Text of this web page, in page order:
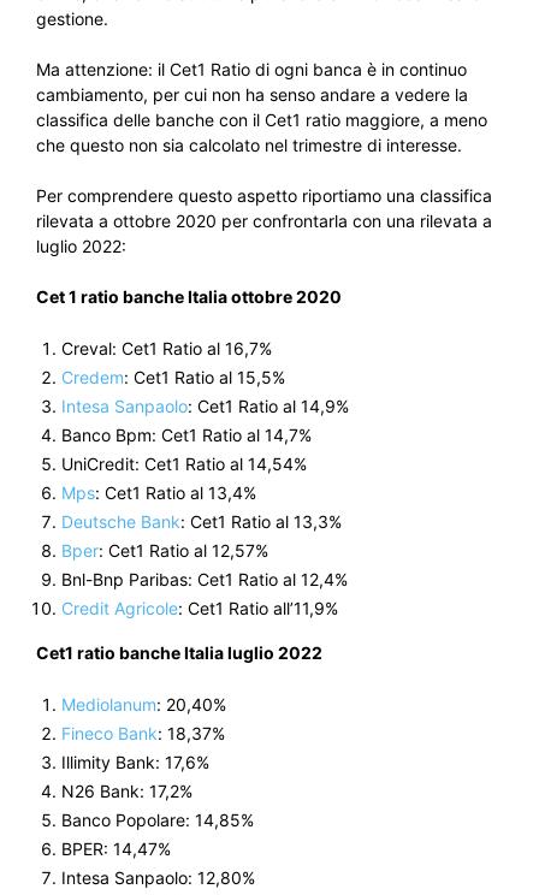
gestione.
Ma attenzione: il Cet1 Ratio di ogni banca è in continuo
cambiamento, per cui non ha senso andare a vedere la
classifica delle banche con il Cet1 ratio maggiore, a meno
che questo non sia calcolato nel trimestre di interesse.
Per comprendere questo aspetto riportiamo una classifica
rilevata a ottobre 2020 per confrontarla con una rilevata a
luglio 2022:
Cet 1 ratio banche Italia ottobre 2020
Creval: Cet1 Ratio al 16,7%
Credem: Cet1 Ratio al 15,5%
Intesa Sanpaolo: Cet1 Ratio al 14,9%
Banco Bpm: Cet1 Ratio al 14,7%
UniCredit: Cet1 Ratio al 14,54%
Mps: Cet1 Ratio al 13,4%
Deutsche Bank: Cet1 Ratio al 13,3%
Bper: Cet1 Ratio al 12,57%
Bnl-Bnp Paribas: Cet1 Ratio al 12,4%
Credit Agricole: Cet1 Ratio all’11,9%
Cet1 ratio banche Italia luglio 2022
Mediolanum: 20,40%
Fineco Bank: 18,37%
Illimity Bank: 17,6%
N26 Bank: 17,2%
Banco Popolare: 14,85%
BPER: 14,47%
Intesa Sanpaolo: 12,80%